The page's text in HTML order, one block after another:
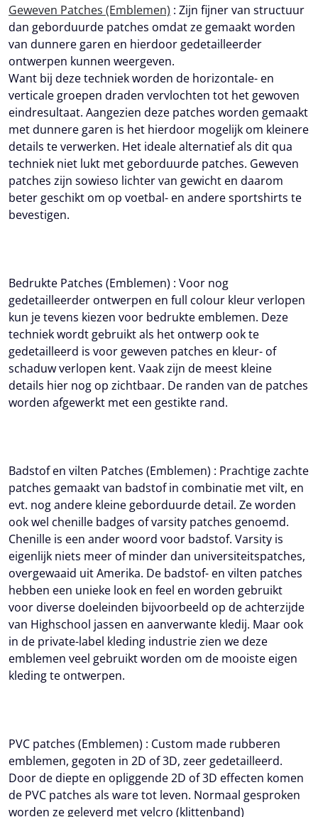
Geweven Patches (Emblemen) : Zijn fijner van structuur
dan geborduurde patches omdat ze gemaakt worden
van dunnere garen en hierdoor gedetailleerder
ontwerpen kunnen weergeven.
Want bij deze techniek worden de horizontale- en
verticale groepen draden vervlochten tot het gewoven
eindresultaat. Aangezien deze patches worden gemaakt
met dunnere garen is het hierdoor mogelijk om kleinere
details te verwerken. Het ideale alternatief als dit qua
techniek niet lukt met geborduurde patches. Geweven
patches zijn sowieso lichter van gewicht en daarom
beter geschikt om op voetbal- en andere sportshirts te
bevestigen.
Bedrukte Patches (Emblemen) : Voor nog
gedetailleerder ontwerpen en full colour kleur verlopen
kun je tevens kiezen voor bedrukte emblemen. Deze
techniek wordt gebruikt als het ontwerp ook te
gedetailleerd is voor geweven patches en kleur- of
schaduw verlopen kent. Vaak zijn de meest kleine
details hier nog op zichtbaar. De randen van de patches
worden afgewerkt met een gestikte rand.
Badstof en vilten Patches (Emblemen) : Prachtige zachte
patches gemaakt van badstof in combinatie met vilt, en
evt. nog andere kleine geborduurde detail. Ze worden
ook wel chenille badges of varsity patches genoemd.
Chenille is een ander woord voor badstof. Varsity is
eigenlijk niets meer of minder dan universiteitspatches,
overgewaaid uit Amerika. De badstof- en vilten patches
hebben een unieke look en feel en worden gebruikt
voor diverse doeleinden bijvoorbeeld op de achterzijde
van Highschool jassen en aanverwante kledij. Maar ook
in de private-label kleding industrie zien we deze
emblemen veel gebruikt worden om de mooiste eigen
kleding te ontwerpen.
PVC patches (Emblemen) : Custom made rubberen
emblemen, gegoten in 2D of 3D, zeer gedetailleerd.
Door de diepte en opliggende 2D of 3D effecten komen
de PVC patches als ware tot leven. Normaal gesproken
worden ze geleverd met velcro (klittenband)